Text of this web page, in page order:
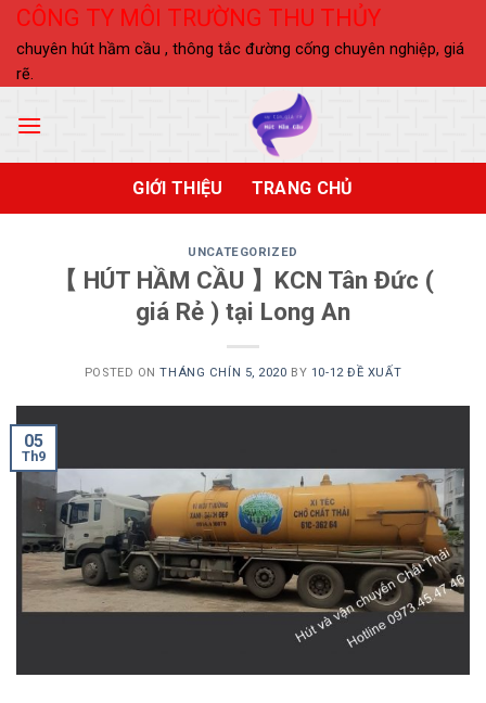
Skip
content
CÔNG TY MÔI TRƯỜNG THU THỦY
chuyên hút hầm cầu , thông tắc đường cống chuyên nghiệp, giá
rẽ.
GIỚI THIỆU TRANG CHỦ
UNCATEGORIZED
【 HÚT HẦM CẦU 】KCN Tân Đức (
giá Rẻ ) tại Long An
POSTED ONTHÁNG CHÍN 5, 2020 BY 10-12 ĐỀ XUẤT
05
Th9